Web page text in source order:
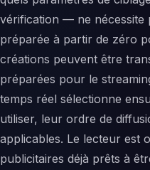
vérification — ne nécessite
préparée à partir de zéro
créations peuvent être
préparées pour le
temps réel sélectionne
utiliser, leur ordre de
applicables. Le lecteur est
publicitaires déjà prêts à